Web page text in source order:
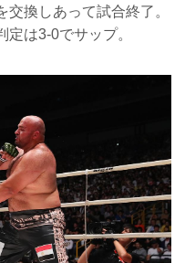
換しあって試合終了。
は3-0でサップ。